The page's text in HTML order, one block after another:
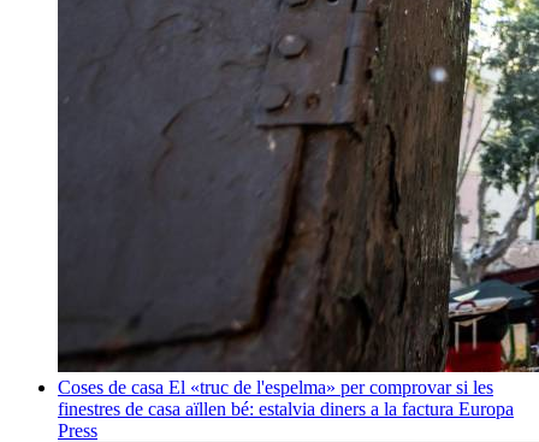
Coses de casa El «truc de l'espelma» per comprovar si les
finestres de casa aïllen bé: estalvia diners a la factura Europa
Press